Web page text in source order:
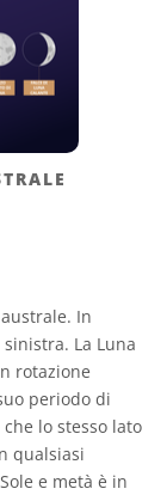
In
La Luna
rotazione
periodo di
lo stesso lato
qualsiasi
e metà è in